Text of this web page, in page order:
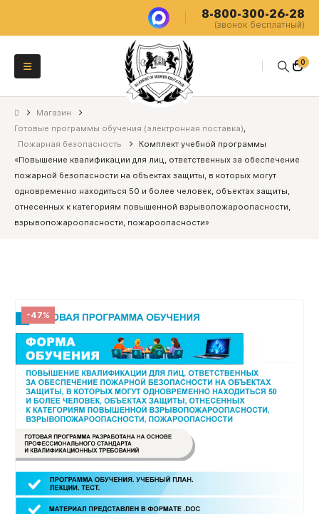
8-800-300-26-28
(звонок бесплатный)
0
Магазин
Готовые программы обучения (электронная поставка),
Пожарная безопасность
Комплект учебной программы
«Повышение квалификации для лиц, ответственных за обеспечение
пожарной безопасности на объектах защиты, в которых могут
одновременно находиться 50 и более человек, объектах защиты,
отнесенных к категориям повышенной взрывопожароопасности,
взрывопожароопасности, пожароопасности»
-47%